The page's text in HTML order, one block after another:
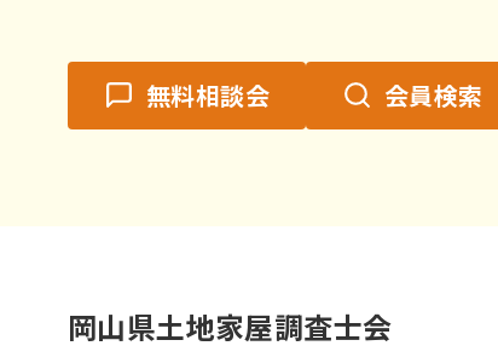
無料相談会 会員検索
岡山県土地家屋調査士会